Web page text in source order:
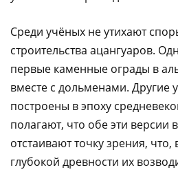
Среди учёных не утихают
строительства ацангуаров.
первые каменные ограды в
вместе с дольменами. Другие
построены в эпоху
полагают, что обе эти версии
отстаивают точку зрения,
глубокой древности их